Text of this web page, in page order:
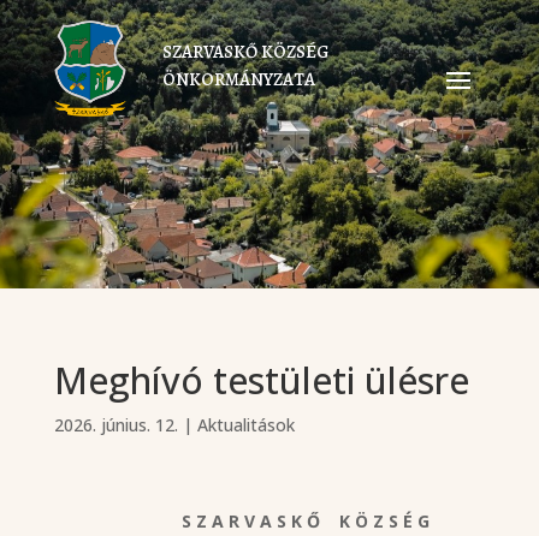
SZARVASKŐ KÖZSÉG
ÖNKORMÁNYZATA
Meghívó testületi ülésre
2026. június. 12. | Aktualitások
S Z A R V A S K Ő K Ö Z S É G